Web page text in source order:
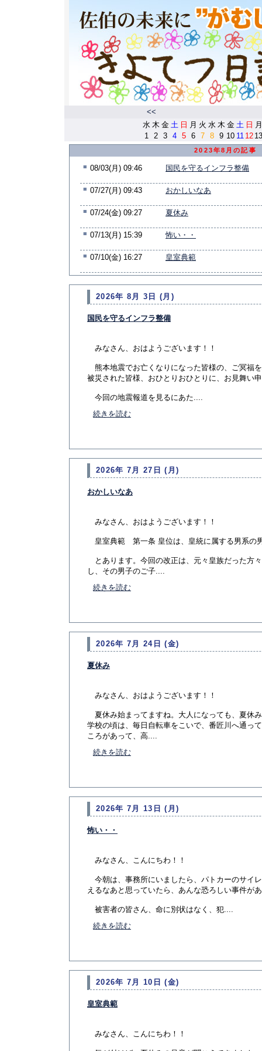
<<
水 木 金 土 日 月 火 水 木 金 土 日 月
1
2 3 4 5 6 7 8 9 10 11 12 13
2023年8月の記事
■ 08/03(月) 09:46 国民を守るインフラ整備
■ 07/27(月) 09:43 おかしいなあ
■ 07/24(金) 09:27 夏休み
■ 07/13(月) 15:39 怖い・・
■ 07/10(金) 16:27 皇室典範
2026年 8月 3日 (月)
国民を守るインフラ整備
みなさん、おはようございます！！
熊本地震でお亡くなりになった皆様の、ご冥福
被災された皆様、おひとりおひとりに、お見舞い
今回の地震報道を見るにあた....
続きを読む
2026年 7月 27日 (月)
おかしいなあ
みなさん、おはようございます！！
皇室典範 第一条 皇位は、皇統に属する男系の
とあります。今回の改正は、元々皇族だった方
し、その男子のご子....
続きを読む
2026年 7月 24日 (金)
夏休み
みなさん、おはようございます！！
夏休み始まってますね。大人になっても、夏休
学校の頃は、毎日自転車をこいで、番匠川へ通っ
ころがあって、高....
続きを読む
2026年 7月 13日 (月)
怖い・・
みなさん、こんにちわ！！
今朝は、事務所にいましたら、パトカーのサイ
えるなあと思っていたら、あんな恐ろしい事件が
被害者の皆さん、命に別状はなく、犯....
続きを読む
2026年 7月 10日 (金)
皇室典範
みなさん、こんにちわ！！